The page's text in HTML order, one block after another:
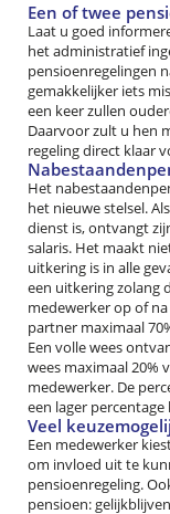
Een of twee
Laat u goed
het administratief
pensioenregelingen
gemakkelijker iets
een keer zullen
Daarvoor zult u hen
regeling direct klaar
Het
het nieuwe stelsel.
dienst is, ontvangt
salaris. Het maakt
uitkering is in alle
een uitkering zolang
medewerker op of
partner maximaal
Een volle wees
wees maximaal 20%
medewerker. De
een lager percentage
Veel
Een medewerker
om invloed uit te
pensioenregeling.
pensioen: